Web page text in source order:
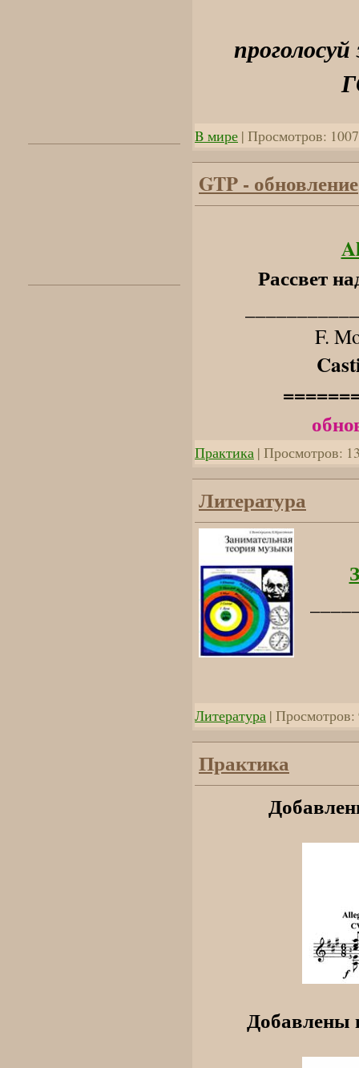
B мире | Просмотров:
GTP - обновление
Рассвет
F.
Практика | Просмотров:
Литература
Литература |
Практика
Добавлены